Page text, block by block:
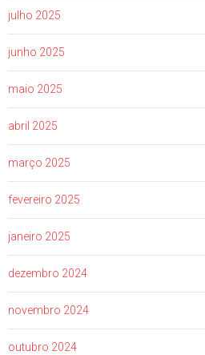
julho 2025
junho 2025
maio 2025
abril 2025
março 2025
fevereiro 2025
janeiro 2025
dezembro 2024
novembro 2024
outubro 2024